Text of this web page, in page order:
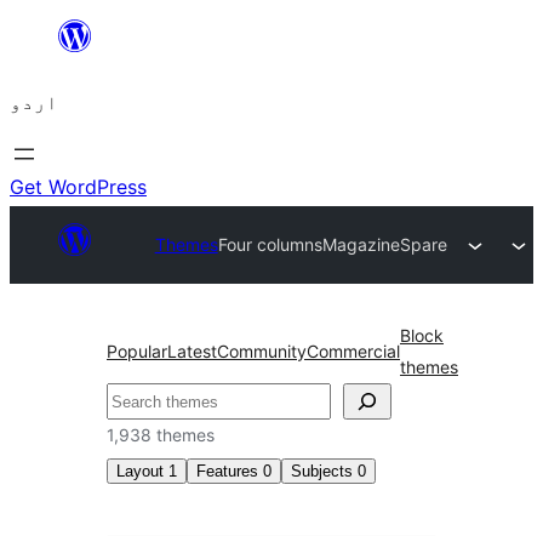
چھوڑیں
پر
جائیں
اردو
Get WordPress
ThemesFour columnsMagazineSpare
PopularLatestCommunityCommercial
Block
themes
تلاش
1,938 themes
Layout 1 Features 0 Subjects 0